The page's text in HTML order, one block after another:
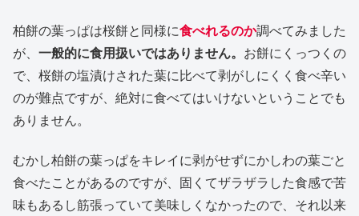
柏餅の葉っぱは桜餅と同様に食べれるのか調べてみました
が、 一般的に食用扱いではありません。 お餅にくっつくの
で、桜餅の塩漬けされた葉に比べて剥がしにくく食べ辛い
のが難点ですが、絶対に食べてはいけないということでも
ありません。
むかし柏餅の葉っぱをキレイに剥がせずにかしわの葉ごと
食べたことがあるのですが、固くてザラザラした食感で苦
味もあるし筋張っていて美味しくなかったので、それ以来